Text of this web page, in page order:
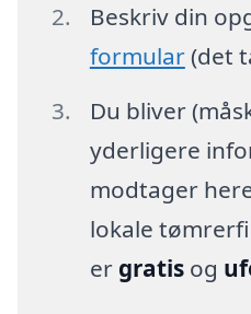
Beskriv din
formular(det
Du bliver
yderligere
modtager
lokale
er gratisog